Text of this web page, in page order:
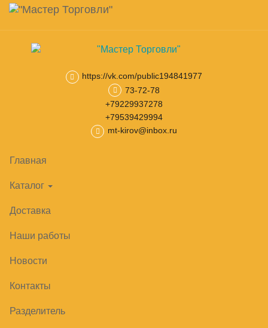
Skip
main
content
Навигация
https://vk.com/public194841977
73-72-78
+79229937278
+79539429994
mt-kirov@inbox.ru
Главная
Каталог
Доставка
Наши работы
Новости
Контакты
Разделитель
Корзина
товар(ов)
Витрины холодильные Кондитерские витрины
350 SH BRONZE